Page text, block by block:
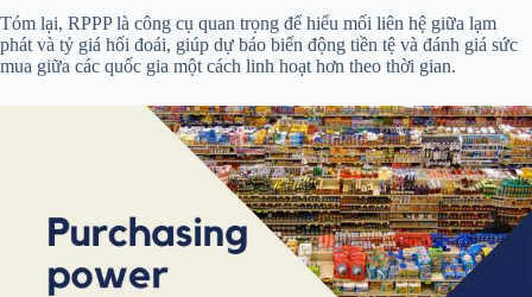
Tóm lại, RPPP là công cụ quan trọng để hiểu mối liên hệ giữa lạm
phát và tỷ giá hối đoái, giúp dự báo biến động tiền tệ và đánh giá sức
mua giữa các quốc gia một cách linh hoạt hơn theo thời gian.